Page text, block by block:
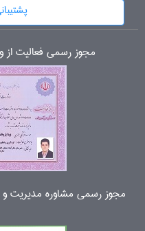
مجوز رسمی فعالیت از
مجوز رسمی مشاوره مدیریت و